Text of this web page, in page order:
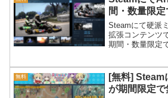
間・数量限
Steamにて硬派
拡張コンテンツ
期間・数量限定
無料
[無料] Steam
が期間限定で